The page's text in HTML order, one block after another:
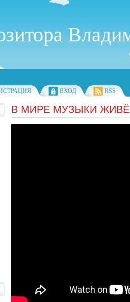
ВХОД RSS
В МИРЕ МУЗЫКИ